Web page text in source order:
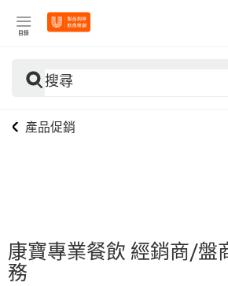
目錄
搜尋
產品促銷
康寶專業餐飲 經銷商/盤
務